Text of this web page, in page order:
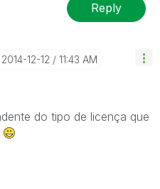
Reply
‎2014-12-12 11:43 AM
do tipo de licença que